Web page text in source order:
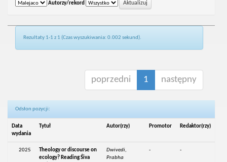
Autorzy/rekord
Rezultaty 1-1 z 1 (Czas wyszukiwania: 0.002 sekund).
poprzedni 1 następny
Odsłon pozycji:
Data
wydania
Tytuł Autor(rzy) Promotor Redaktor(rzy)
2025
Theology or discourse on
ecology? Reading Śiva
Dwivedi,
Prabha
- -